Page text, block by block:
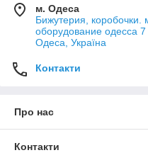
м. Одеса
Бижутерия,
оборудование одесса
Одеса, Україна
Контакти
Про нас
Контакти